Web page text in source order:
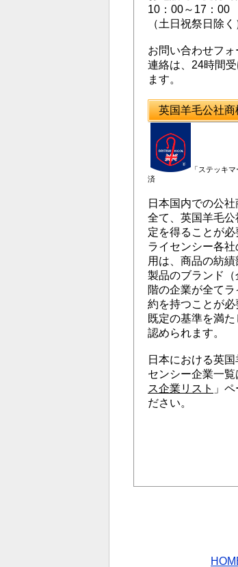
10：00～17：00
（土日祝祭日除く
お問い合わせフ
連絡は、24時間
ます。
英国羊毛公社商
「ステッキ
済
日本国内での公
全て、英国羊毛
定を得ることが必
ライセンシー各
用は、商品の紡
製品のブランド
階の企業が全て
約を持つことが必
既定の基準を満
認められます。
日本における英
センシー企業一覧
ス企業リスト 」
ださい。